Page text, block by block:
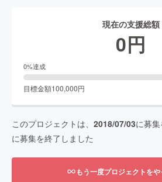
現在の支援総額
0円
0%達成
目標金額100,000円
このプロジェクトは、 2018/07/03に募集
に募集を終了しました
もう一度プロジェクトを